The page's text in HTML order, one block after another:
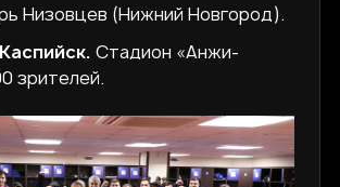
Низовцев (Нижний Новгород).
Стадион «Анжи-
зрителей.